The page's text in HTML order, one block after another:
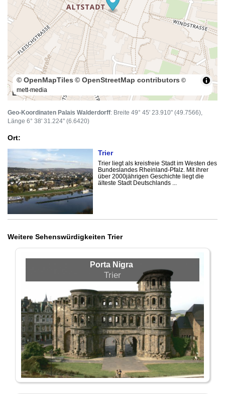
100 m
© OpenMapTiles © OpenStreetMap contributors ©
mett-media
Geo-Koordinaten Palais Walderdorff: Breite 49° 45' 23.910" (49.7566),
Länge 6° 38' 31.224" (6.6420)
Ort:
Trier
Trier liegt als kreisfreie Stadt im Westen des
Bundeslandes Rheinland-Pfalz. Mit ihrer
über 2000jährigen Geschichte liegt die
älteste Stadt Deutschlands ...
Weitere Sehenswürdigkeiten Trier
Porta Nigra
Trier